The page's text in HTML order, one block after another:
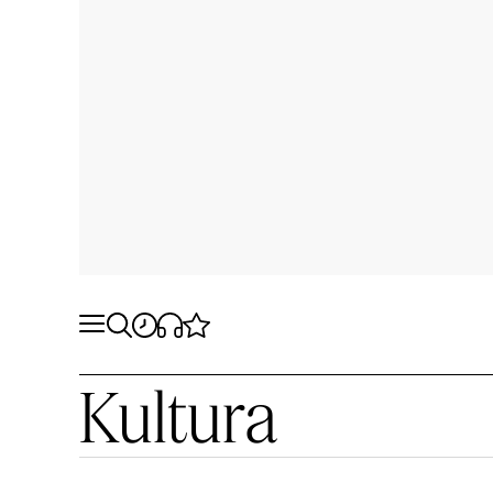
Kultura